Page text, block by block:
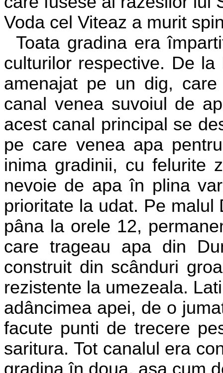
Voda cel Viteaz a murit
Toata gradina era
culturilor respective. De
amenajat pe un dig,
canal venea suvoiul de
acest canal principal se
pe care venea apa
inima gradinii, cu felurite
nevoie de apa în plina
prioritate la udat. Pe
pâna la orele 12,
care trageau apa din
construit din scânduri
rezistente la umezeala.
adâncimea apei, de o
facute punti de trecere
saritura. Tot canalul era
gradina în doua, asa cum